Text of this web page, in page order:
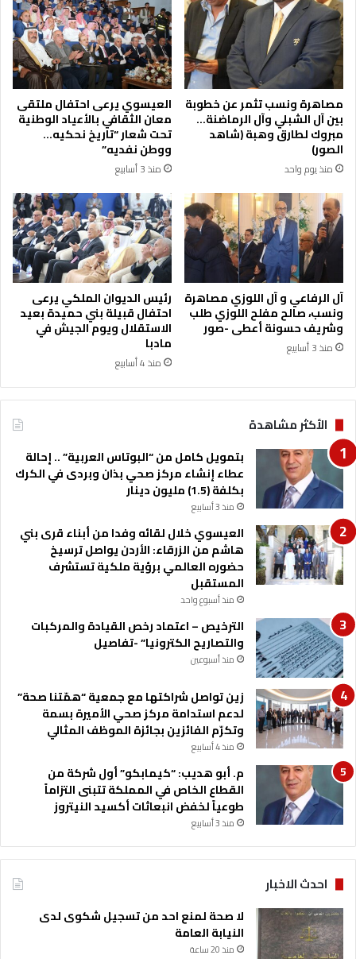
و
ك
ا
ل
ك
و
م
ي
ل
ت
و
ف
ي
ر
د
ا
ت
ا
م
ت
ع
ي
ز
ا
ل
ع
م
ل
ل
ت
ط
و
ع
ي
ذ
ن
ة
م
س
ج
د
ح
ب
ر
ا
ص
ا
ل
أ
ي
ي
و
ا
ا
ح
ف
ع
ل
ى
ا
ل
إ
ث
ا
ل
م
م
ل
و
ك
ي
ف
ي
ن
ي
ك
ن
ا
ن
ة
مصاهرة ونسب تثمر عن خطوبة
بين آل الشبلي وآل الرماضنة…
مبروك لطارق وهبة (شاهد
الصور)
منذ يوم واحد
العيسوي يرعى احتفال ملتقى
معان الثقافي بالأعياد الوطنية
تحت شعار “تاريخ نحكيه…
ووطن نفديه”
منذ 3 أسابيع
آل الرفاعي و آل اللوزي مصاهرة
ونسب، صالح مفلح اللوزي طلب
وشريف حسونة أعطى -صور
منذ 3 أسابيع
رئيس الديوان الملكي يرعى
احتفال قبيلة بني حميدة بعيد
الاستقلال ويوم الجيش في
مادبا
منذ 4 أسابيع
الأكثر مشاهدة
بتمويل كامل من “البوتاس العربية” .. إحالة
عطاء إنشاء مركز صحي بذان وبردى في الكرك
بكلفة (1.5) مليون دينار
منذ 3 أسابيع
العيسوي خلال لقائه وفدا من أبناء قرى بني
هاشم من الزرقاء: الأردن يواصل ترسيخ
حضوره العالمي برؤية ملكية تستشرف
المستقبل
منذ أسبوع واحد
الترخيص – اعتماد رخص القيادة والمركبات
والتصاريح الكترونيا” -تفاصيل
منذ أسبوعين
زين تواصل شراكتها مع جمعية “همّتنا صحة”
لدعم استدامة مركز صحي الأميرة بسمة
وتكرّم الفائزين بجائزة الموظف المثالي
منذ 4 أسابيع
م. أبو هديب: “كيمابكو” أول شركة من
القطاع الخاص في المملكة تتبنى التزاماً
طوعياً لخفض انبعاثات أكسيد النيتروز
منذ 3 أسابيع
احدث الاخبار
لا صحة لمنع احد من تسجيل شكوى لدى
النيابة العامة
منذ 20 ساعة